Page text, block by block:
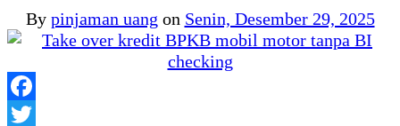
By pinjaman uang on Senin, Desember 29, 2025